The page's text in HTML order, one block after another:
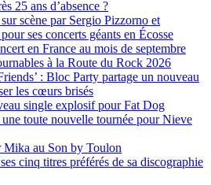
25 ans d’absence ?
scène par Sergio Pizzorno et
ses concerts géants en Écosse
en France au mois de septembre
à la Route du Rock 2026
: Bloc Party partage un nouveau
les cœurs brisés
single explosif pour Fat Dog
toute nouvelle tournée pour Nieve
au Son by Toulon
cinq titres préférés de sa discographie